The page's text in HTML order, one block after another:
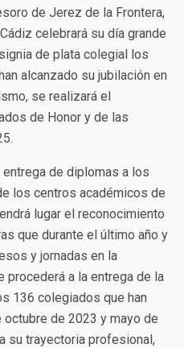
de Jerez de la Frontera,
celebrará su día grande
de plata colegial los
alcanzado su jubilación en
se realizará el
de Honor y de las
de diplomas a los
los centros académicos de
lugar el reconocimiento
que durante el último año y
y jornadas en la
procederá a la entrega de la
136 colegiados que han
de 2023 y mayo de
su trayectoria profesional,